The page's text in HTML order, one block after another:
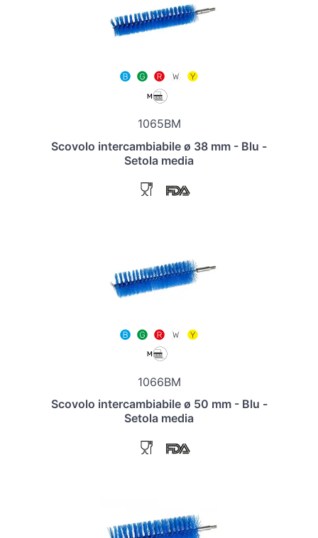
1065BM
Scovolo intercambiabile ø 38 mm - Blu -
Setola media
1066BM
Scovolo intercambiabile ø 50 mm - Blu -
Setola media